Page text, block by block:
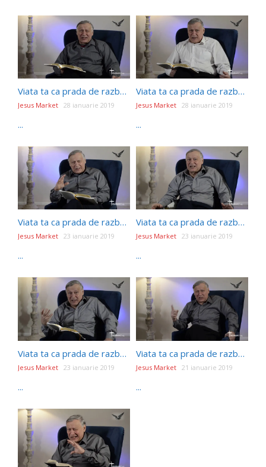
Viata ta ca prada de razboi – Episodul 14- EMOȚIILE ȘI VIAȚA VIITOARE
Jesus Market 28 ianuarie 2019
...
Viata ta ca prada de razboi- – Episodul 16- SĂ NU JUDECAȚI!
Jesus Market 28 ianuarie 2019
...
Viata ta ca prada de razboi- Episodul 13- CU DUMNEZEU, SURSA VIEȚII
Jesus Market 23 ianuarie 2019
...
Viata ta ca prada de razboi- Episodul 11 – VIAȚA VIITOARE ȘI SLUJIREA DE ACUM
Jesus Market 23 ianuarie 2019
...
Viata ta ca prada de razboi- Episodul 10 – FERICE DE ACELA CARE VA PRÂNZI ÎN ÎMPĂRĂȚIA LUI DUMNEZEU
Jesus Market 23 ianuarie 2019
...
Viata ta ca prada de razboi- Episodul 5- SĂ PREȚUIM VIAȚA!
Jesus Market 21 ianuarie 2019
...